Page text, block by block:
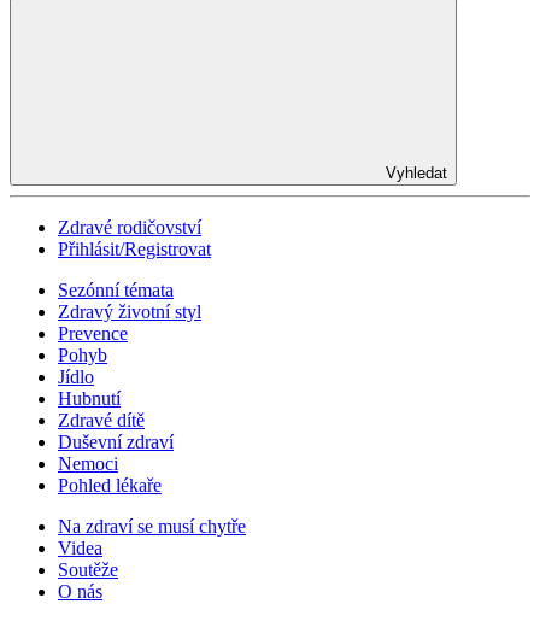
Vyhledat
Zdravé rodičovství
Přihlásit/Registrovat
Sezónní témata
Zdravý životní styl
Prevence
Pohyb
Jídlo
Hubnutí
Zdravé dítě
Duševní zdraví
Nemoci
Pohled lékaře
Na zdraví se musí chytře
Videa
Soutěže
O nás